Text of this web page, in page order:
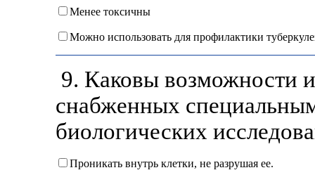
Менее токсичны
Можно использовать для профилактики
9. Каковы возможности
снабженных
биологических
Проникать внутрь клетки, не разрушая ее.